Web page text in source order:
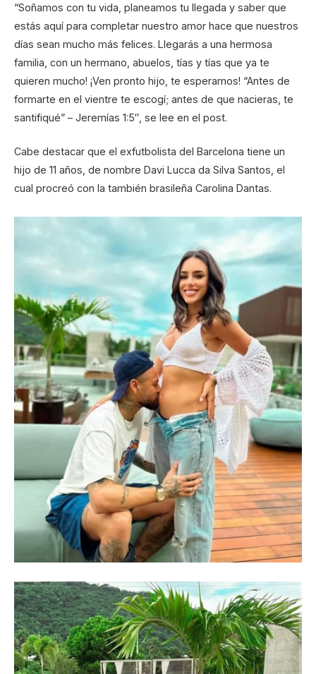
“Soñamos con tu vida, planeamos tu llegada y saber que
estás aquí para completar nuestro amor hace que nuestros
días sean mucho más felices. Llegarás a una hermosa
familia, con un hermano, abuelos, tías y tías que ya te
quieren mucho! ¡Ven pronto hijo, te esperamos! “Antes de
formarte en el vientre te escogí; antes de que nacieras, te
santifiqué” – Jeremías 1:5″, se lee en el post.
Cabe destacar que el exfutbolista del Barcelona tiene un
hijo de 11 años, de nombre Davi Lucca da Silva Santos, el
cual procreó con la también brasileña Carolina Dantas.